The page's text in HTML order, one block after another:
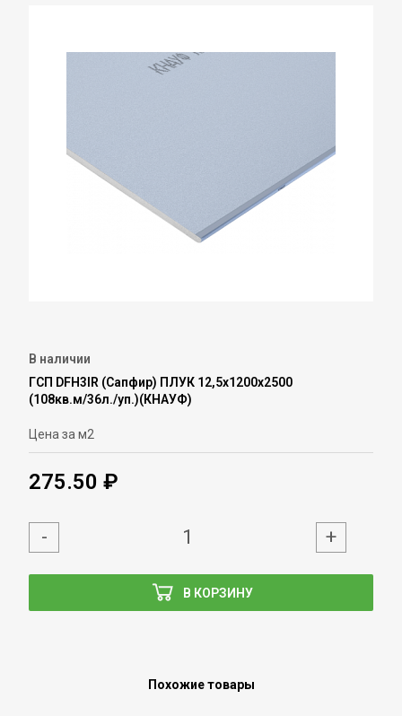
В наличии
ГСП DFН3IR (Сапфир) ПЛУК 12,5х1200х2500
(108кв.м/36л./уп.)(КНАУФ)
Цена за м2
275.50 ₽
В КОРЗИНУ
- +
Похожие товары